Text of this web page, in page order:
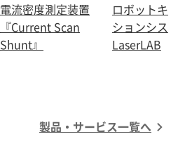
電流密度測定装置
『Current Scan
Shunt』
ロボットキャ
ションシステ
LaserLAB
製品・サービス一覧へ